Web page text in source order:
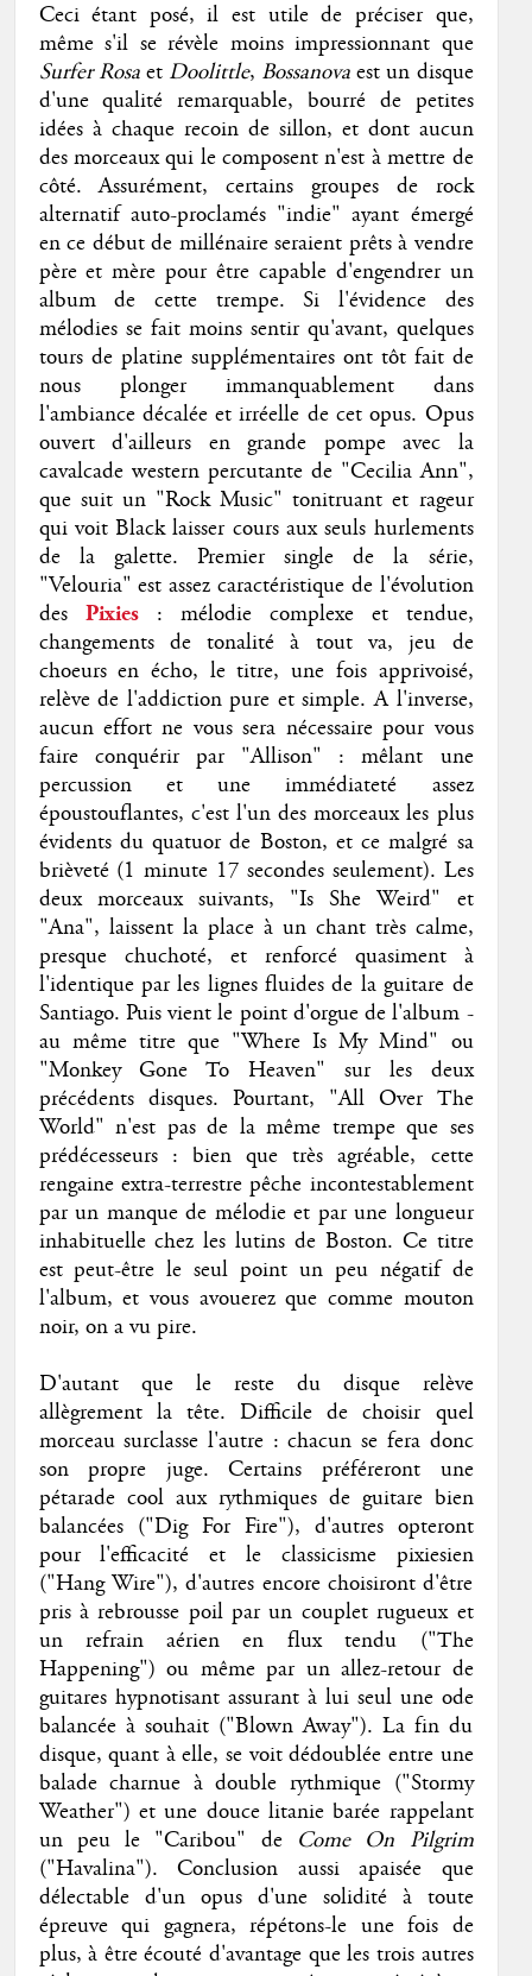
Ceci étant posé, il est utile de préciser que,
même s'il se révèle moins impressionnant que
Surfer Rosaet Doolittle, Bossanovaest un disque
d'une qualité remarquable, bourré de petites
idées à chaque recoin de sillon, et dont aucun
des morceaux qui le composent n'est à mettre de
côté. Assurément, certains groupes de rock
alternatif auto-proclamés "indie" ayant émergé
en ce début de millénaire seraient prêts à vendre
père et mère pour être capable d'engendrer un
album de cette trempe. Si l'évidence des
mélodies se fait moins sentir qu'avant, quelques
tours de platine supplémentaires ont tôt fait de
nous plonger immanquablement dans
l'ambiance décalée et irréelle de cet opus. Opus
ouvert d'ailleurs en grande pompe avec la
cavalcade western percutante de "Cecilia Ann",
que suit un "Rock Music" tonitruant et rageur
qui voit Black laisser cours aux seuls hurlements
de la galette. Premier single de la série,
"Velouria" est assez caractéristique de l'évolution
desPixies : mélodie complexe et tendue,
changements de tonalité à tout va, jeu de
choeurs en écho, le titre, une fois apprivoisé,
relève de l'addiction pure et simple. A l'inverse,
aucun effort ne vous sera nécessaire pour vous
faire conquérir par "Allison" : mêlant une
percussion et une immédiateté assez
époustouflantes, c'est l'un des morceaux les plus
évidents du quatuor de Boston, et ce malgré sa
brièveté (1 minute 17 secondes seulement). Les
deux morceaux suivants, "Is She Weird" et
"Ana", laissent la place à un chant très calme,
presque chuchoté, et renforcé quasiment à
l'identique par les lignes fluides de la guitare de
Santiago. Puis vient le point d'orgue de l'album -
au même titre que "Where Is My Mind" ou
"Monkey Gone To Heaven" sur les deux
précédents disques. Pourtant, "All Over The
World" n'est pas de la même trempe que ses
prédécesseurs : bien que très agréable, cette
rengaine extra-terrestre pêche incontestablement
par un manque de mélodie et par une longueur
inhabituelle chez les lutins de Boston. Ce titre
est peut-être le seul point un peu négatif de
l'album, et vous avouerez que comme mouton
noir, on a vu pire.
D'autant que le reste du disque relève
allègrement la tête. Difficile de choisir quel
morceau surclasse l'autre : chacun se fera donc
son propre juge. Certains préféreront une
pétarade cool aux rythmiques de guitare bien
balancées ("Dig For Fire"), d'autres opteront
pour l'efficacité et le classicisme pixiesien
("Hang Wire"), d'autres encore choisiront d'être
pris à rebrousse poil par un couplet rugueux et
un refrain aérien en flux tendu ("The
Happening") ou même par un allez-retour de
guitares hypnotisant assurant à lui seul une ode
balancée à souhait ("Blown Away"). La fin du
disque, quant à elle, se voit dédoublée entre une
balade charnue à double rythmique ("Stormy
Weather") et une douce litanie barée rappelant
un peu le "Caribou" de Come On Pilgrim
("Havalina"). Conclusion aussi apaisée que
délectable d'un opus d'une solidité à toute
épreuve qui gagnera, répétons-le une fois de
plus, à être écouté d'avantage que les trois autres